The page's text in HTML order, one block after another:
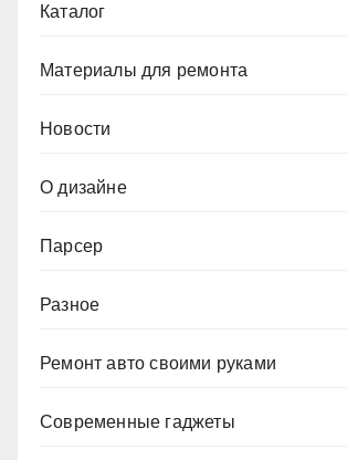
Каталог
Материалы для ремонта
Новости
О дизайне
Парсер
Разное
Ремонт авто своими руками
Современные гаджеты